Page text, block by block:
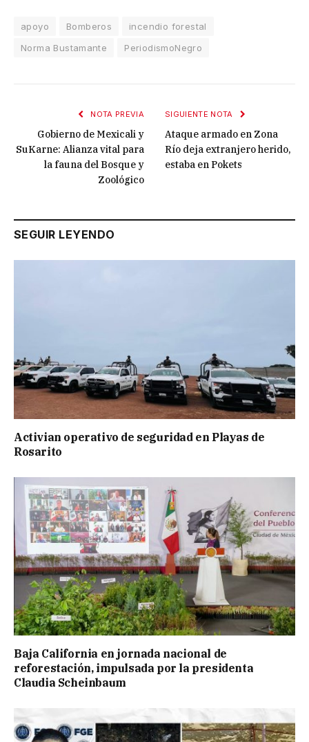
apoyo Bomberos
incendio forestal
Norma Bustamante
PeriodismoNegro
NOTA PREVIA
Gobierno de Mexicali y
SuKarne: Alianza vital para
la fauna del Bosque y
Zoológico
SIGUIENTE NOTA
Ataque armado en Zona
Río deja extranjero herido,
estaba en Pokets
SEGUIR LEYENDO
Activian operativo de seguridad en Playas de
Rosarito
Baja California en jornada nacional de
reforestación, impulsada por la presidenta
Claudia Scheinbaum